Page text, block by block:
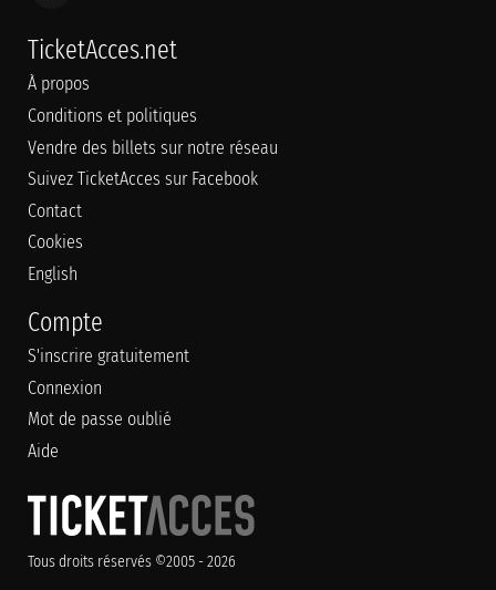
TicketAcces.net
À propos
Conditions et politiques
Vendre des billets sur notre réseau
Suivez TicketAcces sur Facebook
Contact
Cookies
English
Compte
S'inscrire gratuitement
Connexion
Mot de passe oublié
Aide
Tous droits réservés ©2005 - 2026